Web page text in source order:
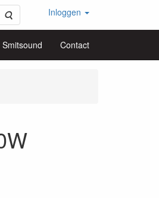
Zoeken Inloggen
Contact